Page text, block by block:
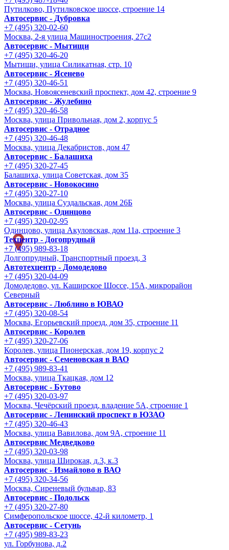
Путилково, Путилковское шоссе, строение 14
Автосервис - Дубровка
+7 (495) 320-02-60
Москва, 2-я улица Машиностроения, 27с2
Автосервис - Мытищи
+7 (495) 320-46-20
Мытищи, улица Силикатная, стр. 10
Автосервис - Ясенево
+7 (495) 320-46-51
Москва, Новоясеневский проспект, дом 42, строение 9
Автосервис - Жулебино
+7 (495) 320-46-58
Москва, улица Привольная, дом 2, корпус 5
Автосервис - Отрадное
+7 (495) 320-46-48
Москва, улица Декабристов, дом 47
Автосервис - Балашиха
+7 (495) 320-27-45
Балашиха, улица Советская, дом 35
Автосервис - Новокосино
+7 (495) 320-27-10
Москва, улица Суздальская, дом 26Б
Автосервис - Одинцово
+7 (495) 320-02-95
Одинцово, улица Акуловская, дом 11а, строение 3
Техцентр - Догопрудный
+7 (495) 989-83-18
Долгопрудный, Транспортный проезд, 3
Автотехцентр - Домодедово
+7 (495) 320-04-09
Домодедово, ул. Каширское Шоссе, 15А, микрорайон
Северный
Автосервис - Люблино в ЮВАО
+7 (495) 320-08-54
Москва, Егорьевский проезд, дом 35, строение 11
Автосервис - Королев
+7 (495) 320-27-06
Королев, улица Пионерская, дом 19, корпус 2
Автосервис - Семеновская в ВАО
+7 (495) 989-83-41
Москва, улица Ткацкая, дом 12
Автосервис - Бутово
+7 (495) 320-03-97
Москва, Чечёрский проезд, владение 5А, строение 1
Автосервис - Ленинский проспект в ЮЗАО
+7 (495) 320-46-43
Москва, улица Вавилова, дом 9A, строение 11
Автосервис Медведково
+7 (495) 320-03-98
Москва, улица Широкая, д.3, к.3
Автосервис - Измайлово в ВАО
+7 (495) 320-34-56
Москва, Сиреневый бульвар, 83
Автосервис - Подольск
+7 (495) 320-27-80
Симферопольское шоссе, 42-й километр, 1
Автосервис - Сетунь
+7 (495) 989-83-23
ул. Горбунова, д.2